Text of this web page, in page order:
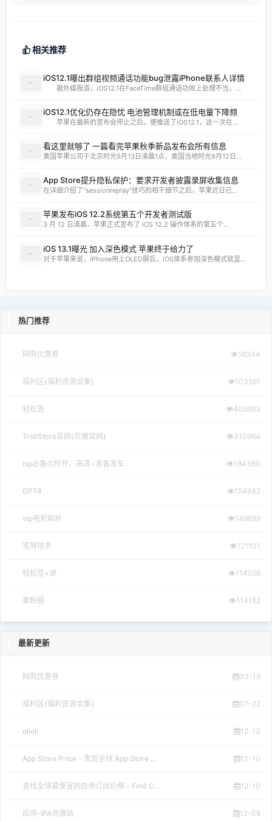
相关推荐
iOS12.1曝出群组视频通话功能bug泄露iPhone联系人详情
据外媒报道，iOS12.1在FaceTime群组通话功效上处理不当，...
iOS12.1优化仍存在隐忧 电池管理机制或在低电量下降频
苹果在最新的宣布会停止之后，便推送了iOS12.1，这一次在...
看这里就够了 一篇看完苹果秋季新品发布会所有信息
美国苹果公司于北京时光9月13日清晨1点，美国当地时光9月12日...
App Store提升隐私保护：要求开发者披露录屏收集信息
在详细介绍了“sessionreplay”技巧的相干细节之后，苹果近日已...
苹果发布iOS 12.2系统第五个开发者测试版
3 月 12 日清晨，苹果正式宣布了 iOS 12.2 操作体系的第五个...
iOS 13.1曝光 加入深色模式 苹果终于给力了
对于苹果来说，iPhone用上OLED屏后，iOS体系参加深色模式就显...
热门推荐
网购优惠券 18344
福利区(福利资源合集) 103561
轻松签 405693
TrollStore官网(巨魔官网) 310964
lsp必备の秒开、高清~准备发车 184380
GPT4 154642
vip电影解析 149689
宅哥技术 121101
轻松签+源 114556
果粉圈 114182
最新更新
网购优惠券 03-19
福利区(福利资源合集) 07-22
olioli 12-13
App Store Price - 发现全球 App Store ... 12-10
查找全球最便宜的应用订阅价格 - Find C... 12-10
应用-iPA资源站 12-08